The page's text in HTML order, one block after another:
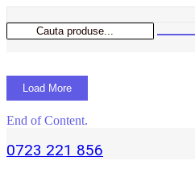
Load More
End of Content.
0723 221 856